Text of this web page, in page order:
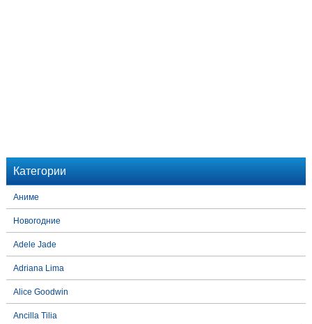
Категории
Аниме
Новогодние
Adele Jade
Adriana Lima
Alice Goodwin
Ancilla Tilia